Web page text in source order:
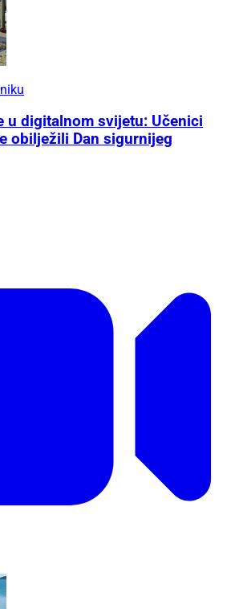
u digitalnom svijetu: Učenici
obilježili Dan sigurnijeg